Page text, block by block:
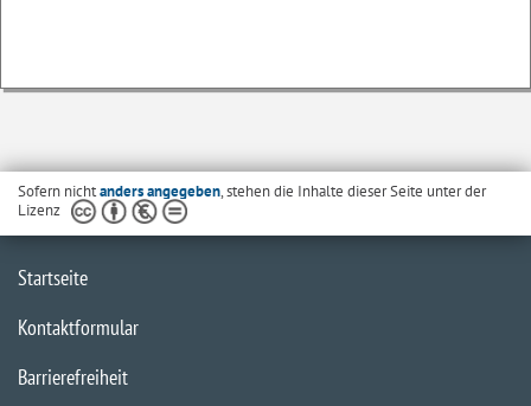
Sofern nichtanders angegeben, stehen die Inhalte dieser Seite unter der
Lizenz
Startseite
Kontaktformular
Barrierefreiheit